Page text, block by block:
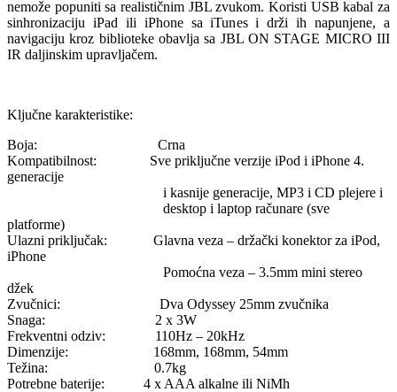
nemože popuniti sa realističnim JBL zvukom. Koristi USB kabal za
sinhronizaciju iPad ili iPhone sa iTunes i drži ih napunjene, a
navigaciju kroz biblioteke obavlja sa JBL ON STAGE MICRO III
IR daljinskim upravljačem.
Ključne karakteristike:
Boja: Crna
Kompatibilnost: Sve priključne verzije iPod i iPhone 4.
generacije
i kasnije generacije, MP3 i CD plejere i
desktop i laptop računare (sve
platforme)
Ulazni priključak: Glavna veza – držački konektor za iPod,
iPhone
Pomoćna veza – 3.5mm mini stereo
džek
Zvučnici: Dva Odyssey 25mm zvučnika
Snaga: 2 x 3W
Frekventni odziv: 110Hz – 20kHz
Dimenzije: 168mm, 168mm, 54mm
Težina: 0.7kg
Potrebne baterije: 4 x AAA alkalne ili NiMh